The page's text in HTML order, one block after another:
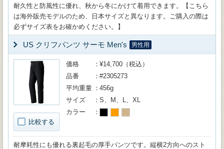
耐久性と防風性に優れ、秋から冬にかけて着用できます。【こちら
は海外販売モデルのため、日本サイズと異なります。ご購入の際は
必ずサイズ表をお確かめください。】
US クリフパンツ サーモ Men's 男性用
比較する
価格
¥14,700（税込）
品番
#2305273
平均重量
456g
サイズ
S、M、L、XL
カラー
耐摩耗性にも優れる裏起毛の厚手パンツです。縦横2方向へのスト